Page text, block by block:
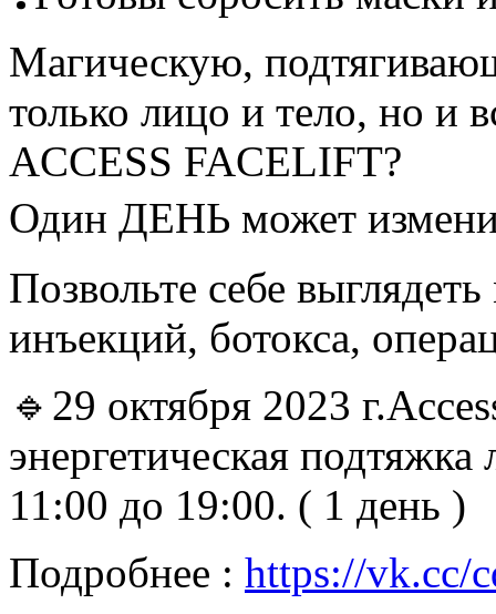
Магическую,
только лицо и тело, но
ACCESS FACELIFT?
Один ДЕНЬ может
Позвольте себе
инъекций, ботокса,
🔹29 октября 2023
энергетическая
11:00 до 19:00. ( 1 день )
Подробнее : https://vk.cc/